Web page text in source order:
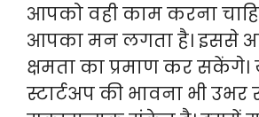
आपको वही काम करना
आपका मन लगता है। इससे
क्षमता का प्रमाण कर
स्टार्टअप की भावना भी उभर